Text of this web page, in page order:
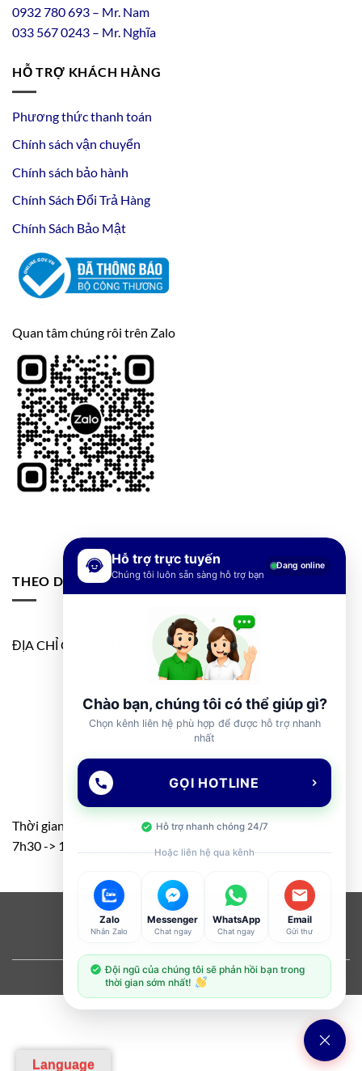
0932780693 – Mr. Nam
033 567 0243 – Mr. Nghĩa
HỖ TRỢ KHÁCH HÀNG
Phương thức thanh toán
Chính sách vận chuyển
Chính sách bảo hành
Chính Sách Đổi Trả Hàng
Chính Sách Bảo Mật
Quan tâm chúng rôi trên Zalo
THEO DÕI FANPAGE
ĐỊA CHỈ GOOGLE MAP
Thời gian: T2 – T7
7h30 -> 11h30 – 13h00 -> 17h00
Visa PayPal Stripe MasterCard
Cash
On
Delivery
Copyright 2026 ©Flatsome Theme
Language
Hỗ trợ trực tuyến
Chúng tôi luôn sẵn sàng hỗ trợ bạn
Đang online
Chào bạn, chúng tôi có thể giúp gì?
Chọn kênh liên hệ phù hợp để được hỗ trợ nhanh
nhất
GỌI HOTLINE
Hỗ trợ nhanh chóng 24/7
Hoặc liên hệ qua kênh
Zalo
Nhắn Zalo
Messenger
Chat ngay
WhatsApp
Chat ngay
Email
Gửi thư
Đội ngũ của chúng tôi sẽ phản hồi bạn trong
thời gian sớm nhất!